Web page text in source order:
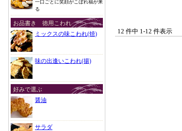
一口ごとに笑顔がこぼれ福が来
る
お品書き 徳用こわれ
ミックスの味こわれ(焼)
味の出逢いこわれ(揚)
好みで選ぶ
醤油
サラダ
12 件中 1-12 件表示